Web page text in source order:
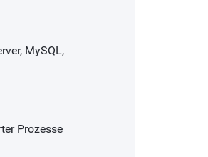
MySQL,
Prozesse